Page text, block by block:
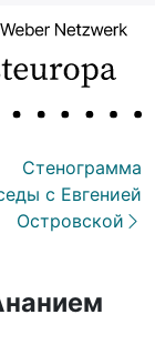
Стенограмма
с Евгенией
Островской